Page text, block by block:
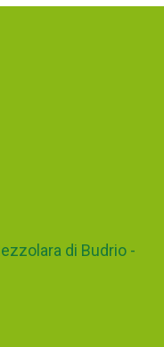
di Budrio -